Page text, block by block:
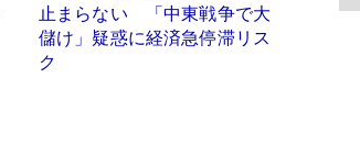
止まらない 「中東戦争で大
儲け」疑惑に経済急停滞リス
ク